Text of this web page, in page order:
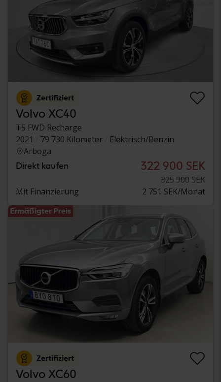
Zertifiziert
Volvo XC40
T5 FWD Recharge
2021
79 730 Kilometer
Elektrisch/Benzin
Arboga
Direkt kaufen 322 900 SEK
325 900 SEK
Mit Finanzierung
2 751 SEK/Monat
Ermäßigter Preis
Zertifiziert
Volvo XC60